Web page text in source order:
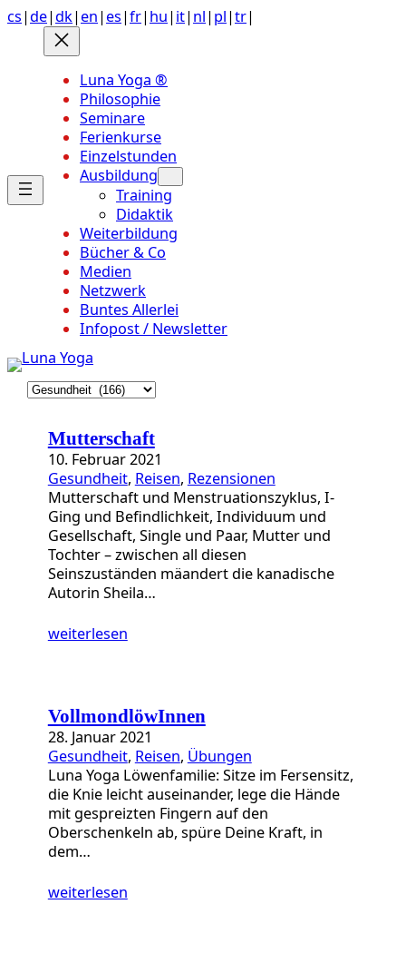
Anchor
Zum
Inhalt
springen
cs|de|dk| en| es|fr| hu| it| nl| pl|tr|
Luna Yoga ®
Philosophie
Seminare
Ferienkurse
Einzelstunden
Ausbildung
Training
Didaktik
Weiterbildung
Bücher & Co
Medien
Netzwerk
Buntes Allerlei
Infopost / Newsletter
K
Mutterschaft
10. Februar 2021
Gesundheit, Reisen, Rezensionen
Mutterschaft und Menstruationszyklus, I-
Ging und Befindlichkeit, Individuum und
Gesellschaft, Single und Paar, Mutter und
Tochter – zwischen all diesen
Seinszuständen mäandert die kanadische
Autorin Sheila…
weiterlesen
VollmondlöwInnen
28. Januar 2021
Gesundheit, Reisen, Übungen
Luna Yoga Löwenfamilie: Sitze im Fersensitz,
die Knie leicht auseinander, lege die Hände
mit gespreizten Fingern auf den
Oberschenkeln ab, spüre Deine Kraft, in
dem…
weiterlesen